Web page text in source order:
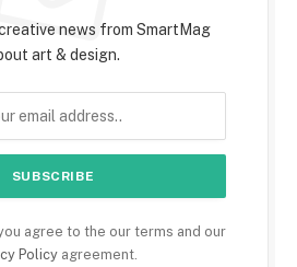
news from SmartMag
art & design.
agree to the our terms and our
Policyagreement.